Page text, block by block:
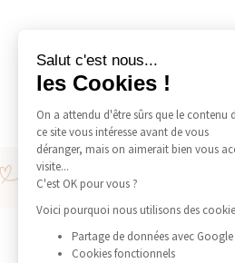
Salut c'est nous...
les Cookies !
On a attendu d'être sûrs que le contenu
ce site vous intéresse avant de vous
déranger, mais on aimerait bien vous
visite...
C'est OK pour vous ?
Voici pourquoi nous utilisons des
Partage de données avec Google
Cookies fonctionnels
Livraison offerte en point
SERVICE CLIENT
Conseil d'entretien